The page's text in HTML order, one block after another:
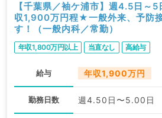
【千葉県／袖ケ浦市】週4.5日～
収1,900万円程★一般外来、予防
す！（一般内科／常勤）
年収1,800万円以上 当直なし 高給与
給与 年収1,900万円
勤務日数 週4.50日〜5.00日